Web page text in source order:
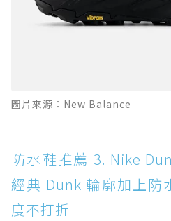
圖片來源：New Balance
防水鞋推薦 3. Nike
經典 Dunk 輪廓加上防
度不打折